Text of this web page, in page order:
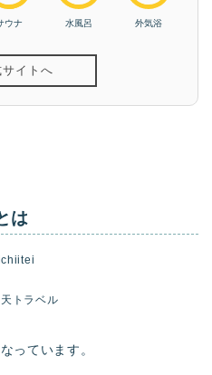
ウナ 水風呂 外気浴
イトへ
は
トラベル
っています。